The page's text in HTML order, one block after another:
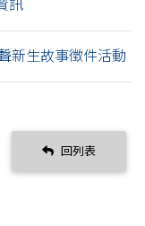
訊
新生故事徵件活動
回列表